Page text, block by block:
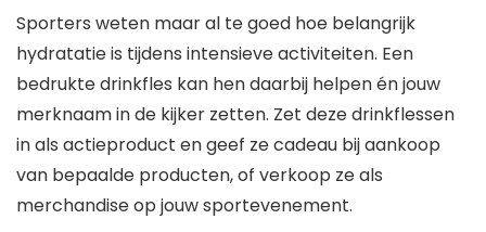
Sporters weten maar al te goed hoe belangrijk
hydratatie is tijdens intensieve activiteiten. Een
bedrukte drinkfles kan hen daarbij helpen én jouw
merknaam in de kijker zetten. Zet deze drinkflessen
in als actieproduct en geef ze cadeau bij aankoop
van bepaalde producten, of verkoop ze als
merchandise op jouw sportevenement.